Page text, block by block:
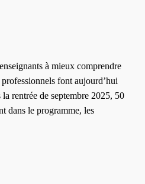
à mieux comprendre
font aujourd’hui
rentrée de septembre 2025, 50
dans le programme, les